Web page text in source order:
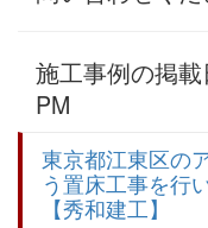
施工事例の掲
PM
東京都江東区の
う置床工事を行
【秀和建工】